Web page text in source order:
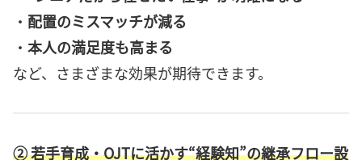
・ 配置のミスマッチが減る
・ 本人の満足度も高まる
など、さまざまな効果が期待できます。
② 若手育成・OJTに活かす“経験知”の継承フロー設